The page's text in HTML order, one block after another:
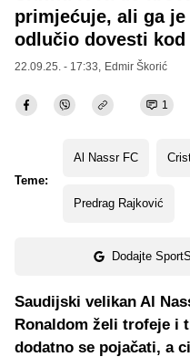
primjećuje, ali ga
odlučio dovesti kod
22.09.25. - 17:33, Edmir Škorić
1
Teme:
Al Nassr FC
Predrag Rajković
Dodajte
Saudijski velikan Al
Ronaldom želi trofeje i
dodatno se pojačati, a